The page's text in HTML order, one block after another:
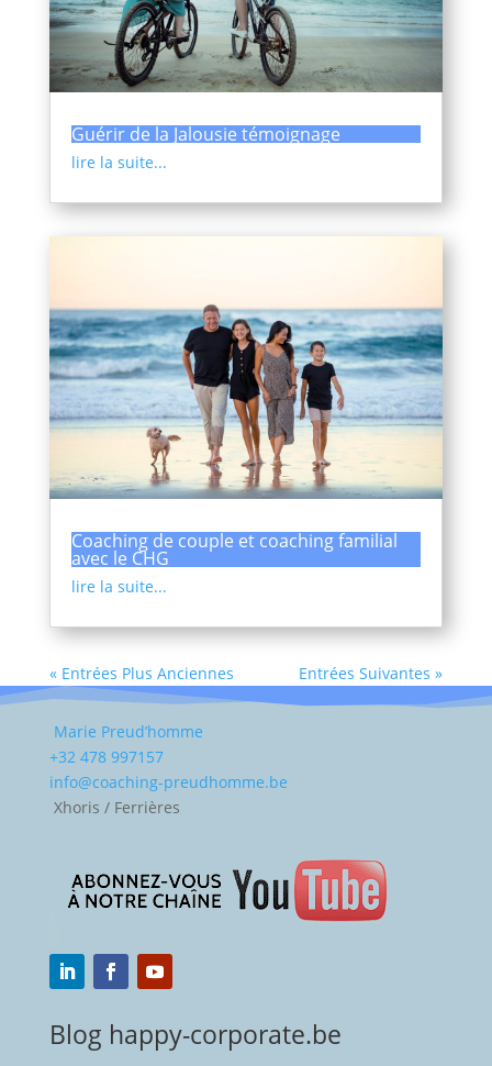
Guérir de la Jalousie témoignage
lire la suite...
Coaching de couple et coaching familial
avec le CHG
lire la suite...
« Entrées Plus Anciennes Entrées Suivantes »
Marie Preud’homme
+32 478 997157
info@coaching-preudhomme.be
Xhoris / Ferrières
Blog happy-corporate.be